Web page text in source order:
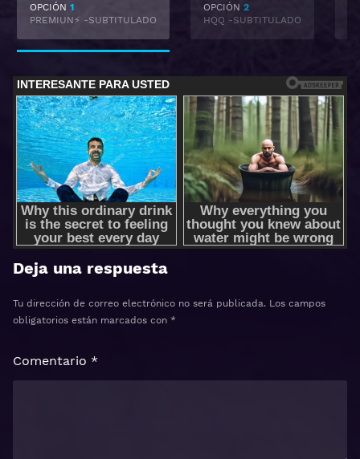
OPCIÓN 1
PREMIUN⚡ -SUBTITULADO
OPCIÓN 2
HQQ -SUBTITULADO
Deja una respuesta
Tu dirección de correo electrónico no será publicada. Los campos
obligatorios están marcados con *
Comentario *